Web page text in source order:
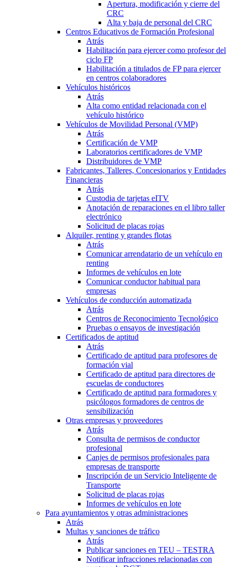
Apertura, modificación y cierre del
CRC
Alta y baja de personal del CRC
Centros Educativos de Formación Profesional
Atrás
Habilitación para ejercer como profesor del
ciclo FP
Habilitación a titulados de FP para ejercer
en centros colaboradores
Vehículos históricos
Atrás
Alta como entidad relacionada con el
vehículo histórico
Vehículos de Movilidad Personal (VMP)
Atrás
Certificación de VMP
Laboratorios certificadores de VMP
Distribuidores de VMP
Fabricantes, Talleres, Concesionarios y Entidades
Financieras
Atrás
Custodia de tarjetas eITV
Anotación de reparaciones en el libro taller
electrónico
Solicitud de placas rojas
Alquiler, renting y grandes flotas
Atrás
Comunicar arrendatario de un vehículo en
renting
Informes de vehículos en lote
Comunicar conductor habitual para
empresas
Vehículos de conducción automatizada
Atrás
Centros de Reconocimiento Tecnológico
Pruebas o ensayos de investigación
Certificados de aptitud
Atrás
Certificado de aptitud para profesores de
formación vial
Certificado de aptitud para directores de
escuelas de conductores
Certificado de aptitud para formadores y
psicólogos formadores de centros de
sensibilización
Otras empresas y proveedores
Atrás
Consulta de permisos de conductor
profesional
Canjes de permisos profesionales para
empresas de transporte
Inscripción de un Servicio Inteligente de
Transporte
Solicitud de placas rojas
Informes de vehículos en lote
Para ayuntamientos y otras administraciones
Atrás
Multas y sanciones de tráfico
Atrás
Publicar sanciones en TEU – TESTRA
Notificar infracciones relacionadas con